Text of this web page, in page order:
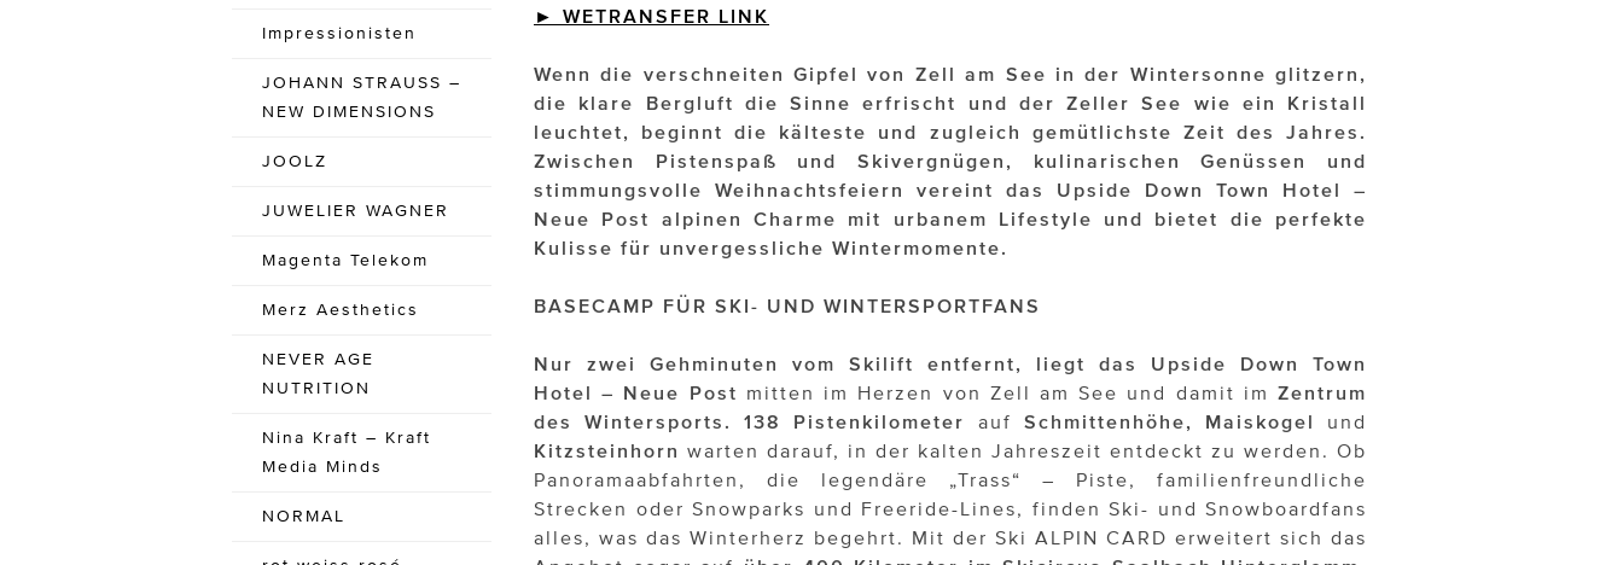
Impressionisten
JOHANN STRAUSS –
NEW DIMENSIONS
JOOLZ
JUWELIER WAGNER
Magenta Telekom
Merz Aesthetics
NEVER AGE
NUTRITION
Nina Kraft – Kraft
Media Minds
NORMAL
► WETRANSFER LINK
Wenn die verschneiten Gipfel von Zell am See in der Wintersonne glitzern,
die klare Bergluft die Sinne erfrischt und der Zeller See wie ein Kristall
leuchtet, beginnt die kälteste und zugleich gemütlichste Zeit des Jahres.
Zwischen Pistenspaß und Skivergnügen, kulinarischen Genüssen und
stimmungsvolle Weihnachtsfeiern vereint das Upside Down Town Hotel –
Neue Post alpinen Charme mit urbanem Lifestyle und bietet die perfekte
Kulisse für unvergessliche Wintermomente.
BASECAMP FÜR SKI- UND WINTERSPORTFANS
Nur zwei Gehminuten vom Skilift entfernt, liegt das Upside Down Town
Hotel – Neue Post mitten im Herzen von Zell am See und damit imZentrum
des Wintersports.
138 Pistenkilometer auf Schmittenhöhe, Maiskogel
und
Kitzsteinhorn warten darauf, in der kalten Jahreszeit entdeckt zu werden. Ob
Panoramaabfahrten, die legendäre „Trass“ – Piste, familienfreundliche
Strecken oder Snowparks und Freeride-Lines, finden Ski- und Snowboardfans
alles, was das Winterherz begehrt. Mit der Ski ALPIN CARD erweitert sich das